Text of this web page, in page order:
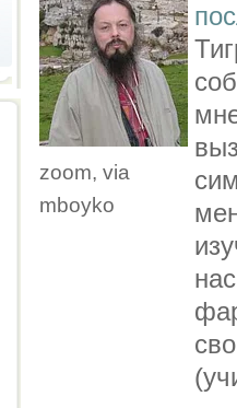
zoom, via
mboyko